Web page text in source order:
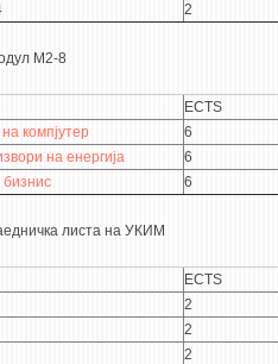
2
М2-8
ECTS
компјутер
6
на енергија
6
6
листа на УКИМ
ECTS
2
2
2